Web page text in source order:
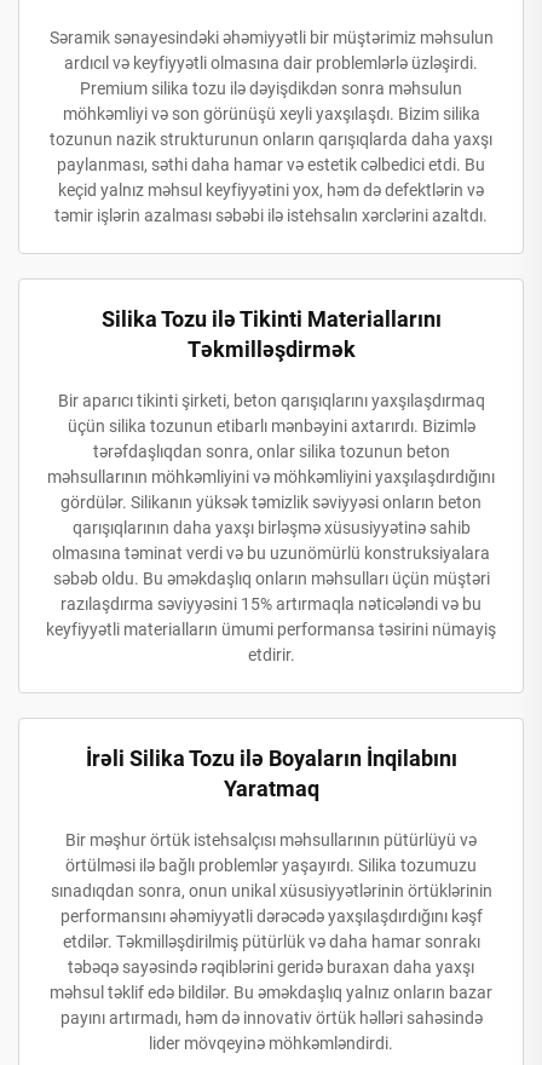
Səramik sənayesindəki əhəmiyyətli bir müştərimiz məhsulun
ardıcıl və keyfiyyətli olmasına dair problemlərlə üzləşirdi.
Premium silika tozu ilə dəyişdikdən sonra məhsulun
möhkəmliyi və son görünüşü xeyli yaxşılaşdı. Bizim silika
tozunun nazik strukturunun onların qarışıqlarda daha yaxşı
paylanması, səthi daha hamar və estetik cəlbedici etdi. Bu
keçid yalnız məhsul keyfiyyətini yox, həm də defektlərin və
təmir işlərin azalması səbəbi ilə istehsalın xərclərini azaltdı.
Silika Tozu ilə Tikinti Materiallarını
Təkmilləşdirmək
Bir aparıcı tikinti şirketi, beton qarışıqlarını yaxşılaşdırmaq
üçün silika tozunun etibarlı mənbəyini axtarırdı. Bizimlə
tərəfdaşlıqdan sonra, onlar silika tozunun beton
məhsullarının möhkəmliyini və möhkəmliyini yaxşılaşdırdığını
gördülər. Silikanın yüksək təmizlik səviyyəsi onların beton
qarışıqlarının daha yaxşı birləşmə xüsusiyyətinə sahib
olmasına təminat verdi və bu uzunömürlü konstruksiyalara
səbəb oldu. Bu əməkdaşlıq onların məhsulları üçün müştəri
razılaşdırma səviyyəsini 15% artırmaqla nəticələndi və bu
keyfiyyətli materialların ümumi performansa təsirini nümayiş
etdirir.
İrəli Silika Tozu ilə Boyaların İnqilabını
Yaratmaq
Bir məşhur örtük istehsalçısı məhsullarının pütürlüyü və
örtülməsi ilə bağlı problemlər yaşayırdı. Silika tozumuzu
sınadıqdan sonra, onun unikal xüsusiyyətlərinin örtüklərinin
performansını əhəmiyyətli dərəcədə yaxşılaşdırdığını kəşf
etdilər. Təkmilləşdirilmiş pütürlük və daha hamar sonrakı
təbəqə sayəsində rəqiblərini geridə buraxan daha yaxşı
məhsul təklif edə bildilər. Bu əməkdaşlıq yalnız onların bazar
payını artırmadı, həm də innovativ örtük həlləri sahəsində
lider mövqeyinə möhkəmləndirdi.